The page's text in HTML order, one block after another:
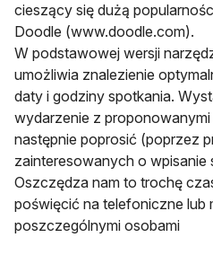
cieszący się dużą
Doodle (www.doodle.com).
W podstawowej wersji
umożliwia znalezienie
daty i godziny spotkania.
wydarzenie z proponowanymi
następnie poprosić (poprzez
zainteresowanych o wpisanie
Oszczędza nam to trochę
poświęcić na telefoniczne lub
poszczególnymi osobami